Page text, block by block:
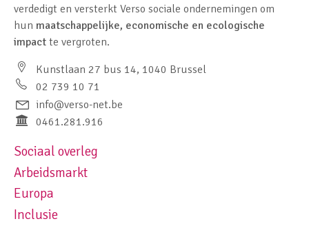
verdedigt en versterkt Verso sociale ondernemingen om
hun maatschappelijke, economische en ecologische
impact te vergroten.
Kunstlaan 27 bus 14, 1040 Brussel
02 739 10 71
info@verso-net.be
0461.281.916
Footer navigation left
Sociaal overleg
Arbeidsmarkt
Europa
Inclusie